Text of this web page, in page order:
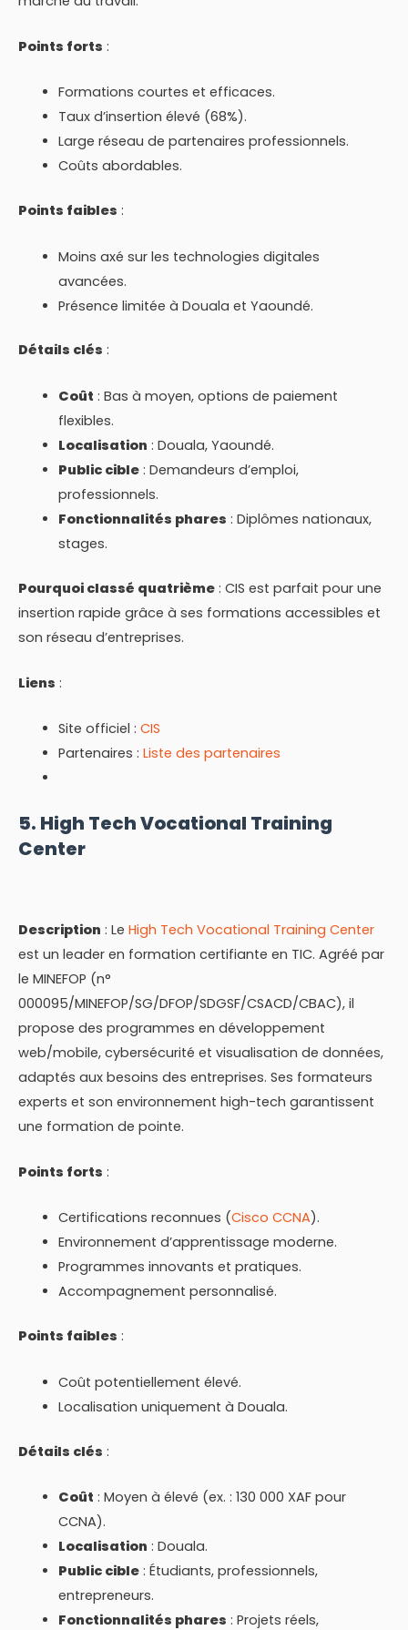
Points forts :
Formations courtes et efficaces.
Taux d’insertion élevé (68%).
Large réseau de partenaires professionnels.
Coûts abordables.
Points faibles :
Moins axé sur les technologies digitales
avancées.
Présence limitée à Douala et Yaoundé.
Détails clés :
Coût : Bas à moyen, options de paiement
flexibles.
Localisation : Douala, Yaoundé.
Public cible: Demandeurs d’emploi,
professionnels.
Fonctionnalités phares : Diplômes nationaux,
stages.
Pourquoi classé quatrième : CIS est parfait pour une
insertion rapide grâce à ses formations accessibles et
son réseau d’entreprises.
Liens :
Site officiel : CIS
Partenaires : Liste des partenaires
5. High Tech Vocational Training
Center
Description : Le High Tech Vocational Training Center
est un leader en formation certifiante en TIC. Agréé par
le MINEFOP (n°
000095/MINEFOP/SG/DFOP/SDGSF/CSACD/CBAC), il
propose des programmes en développement
web/mobile, cybersécurité et visualisation de données,
adaptés aux besoins des entreprises. Ses formateurs
experts et son environnement high-tech garantissent
une formation de pointe.
Points forts :
Certifications reconnues (Cisco CCNA).
Environnement d’apprentissage moderne.
Programmes innovants et pratiques.
Accompagnement personnalisé.
Points faibles :
Coût potentiellement élevé.
Localisation uniquement à Douala.
Détails clés :
Coût : Moyen à élevé (ex. : 130 000 XAF pour
CCNA).
Localisation : Douala.
Public cible: Étudiants, professionnels,
entrepreneurs.
Fonctionnalités phares : Projets réels,